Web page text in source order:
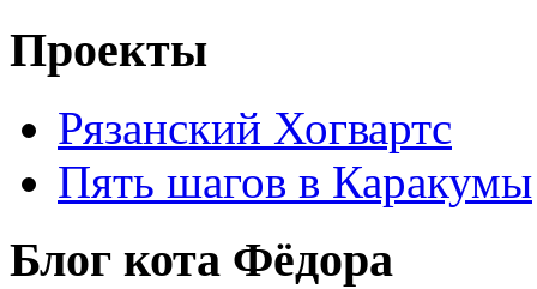
Проекты
Рязанский Хогвартс
Пять шагов в Каракумы
Блог кота Фёдора